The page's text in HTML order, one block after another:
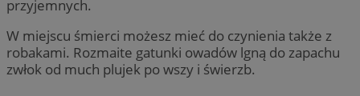
przyjemnych.
W miejscu śmierci możesz mieć do czynienia także z
robakami. Rozmaite gatunki owadów lgną do zapachu
zwłok od much plujek po wszy i świerzb.